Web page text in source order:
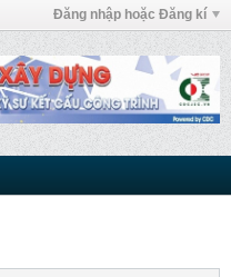
Đăng nhập hoặc Đăng kí